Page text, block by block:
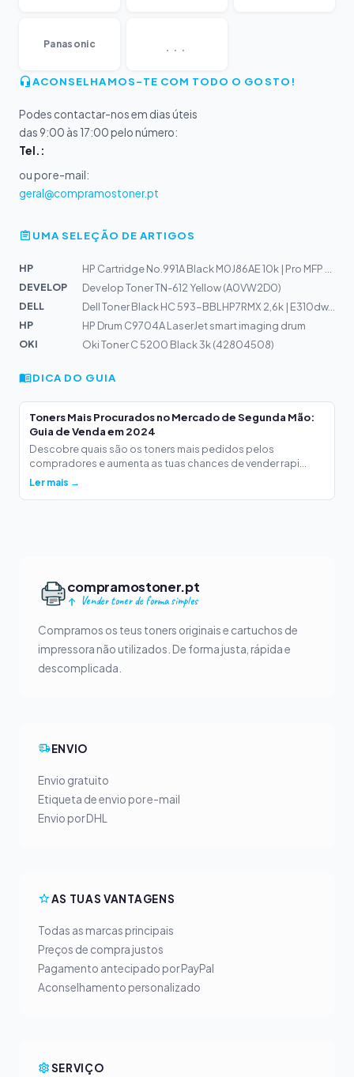
Panasonic ...
ACONSELHAMOS-TE COM TODO O GOSTO!
Podes contactar-nos em dias úteis
das 9:00 às 17:00 pelo número:
Tel.:
ou por e-mail:
geral@compramostoner.pt
UMA SELEÇÃO DE ARTIGOS
HP
HP Cartridge No.991A Black M0J86AE 10k | Pro MFP 772
DEVELOP
Develop Toner TN-612 Yellow (A0VW2D0)
DELL
Dell Toner Black HC 593-BBLHP7RMX 2,6k | E310dw, E514dw...
HP
HP Drum C9704A LaserJet smart imaging drum
OKI
Oki Toner C 5200 Black 3k (42804508)
DICA DO GUIA
Toners Mais Procurados no Mercado de Segunda Mão:
Guia de Venda em 2024
Descobre quais são os toners mais pedidos pelos
compradores e aumenta as tuas chances de vender rapi...
Ler mais →
compramostoner.pt
Vender toner de forma simples
Compramos os teus toners originais e cartuchos de
impressora não utilizados. De forma justa, rápida e
descomplicada.
ENVIO
Envio gratuito
Etiqueta de envio por e-mail
Envio por DHL
AS TUAS VANTAGENS
Todas as marcas principais
Preços de compra justos
Pagamento antecipado por PayPal
Aconselhamento personalizado
SERVIÇO